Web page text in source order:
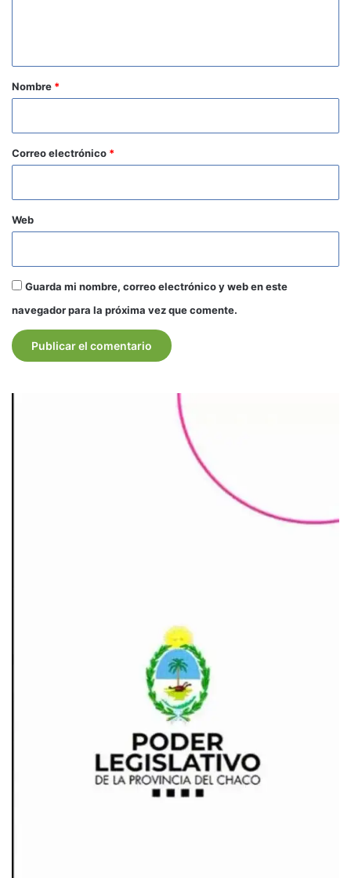
r
o
*
Nombre *
Correo electrónico *
Web
Guarda mi nombre, correo electrónico y web en este
navegador para la próxima vez que comente.